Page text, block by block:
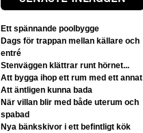
Ett spännande poolbygge
Dags för trappan mellan källare och
entré
Stenväggen klättrar runt hörnet...
Att bygga ihop ett rum med ett annat
Att äntligen kunna bada
När villan blir med både uterum och
spabad
Nya bänkskivor i ett befintligt kök